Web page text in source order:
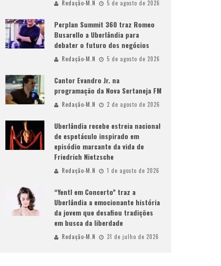
Redação-M.N 5 de agosto de 2026
Perplan Summit 360 traz Romeo
Busarello a Uberlândia para
debater o futuro dos negócios
Redação-M.N 5 de agosto de 2026
Cantor Evandro Jr. na
programação da Nova Sertaneja FM
Redação-M.N 2 de agosto de 2026
Uberlândia recebe estreia nacional
de espetáculo inspirado em
episódio marcante da vida de
Friedrich Nietzsche
Redação-M.N 1 de agosto de 2026
“Yentl em Concerto” traz a
Uberlândia a emocionante história
da jovem que desafiou tradições
em busca da liberdade
Redação-M.N 31 de julho de 2026